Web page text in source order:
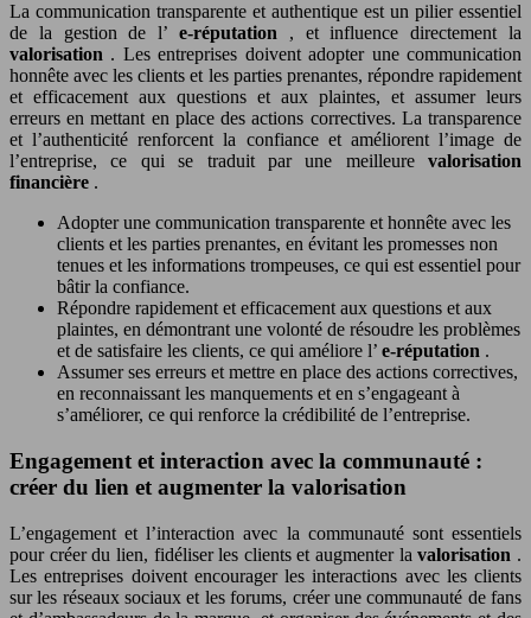
La communication transparente et authentique est un pilier essentiel
de la gestion de l’ e-réputation , et influence directement la
valorisation . Les entreprises doivent adopter une communication
honnête avec les clients et les parties prenantes, répondre rapidement
et efficacement aux questions et aux plaintes, et assumer leurs
erreurs en mettant en place des actions correctives. La transparence
et l’authenticité renforcent la confiance et améliorent l’image de
l’entreprise, ce qui se traduit par une meilleure valorisation
financière .
Adopter une communication transparente et honnête avec les
clients et les parties prenantes, en évitant les promesses non
tenues et les informations trompeuses, ce qui est essentiel pour
bâtir la confiance.
Répondre rapidement et efficacement aux questions et aux
plaintes, en démontrant une volonté de résoudre les problèmes
et de satisfaire les clients, ce qui améliore l’ e-réputation .
Assumer ses erreurs et mettre en place des actions correctives,
en reconnaissant les manquements et en s’engageant à
s’améliorer, ce qui renforce la crédibilité de l’entreprise.
Engagement et interaction avec la communauté :
créer du lien et augmenter la valorisation
L’engagement et l’interaction avec la communauté sont essentiels
pour créer du lien, fidéliser les clients et augmenter lavalorisation .
Les entreprises doivent encourager les interactions avec les clients
sur les réseaux sociaux et les forums, créer une communauté de fans